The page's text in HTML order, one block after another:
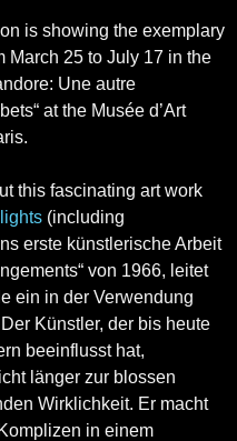
is showing the exemplary
March 25 to July 17 in the
Une autre
at the Musée d’Art
this fascinating art work
(including
erste künstlerische Arbeit
von 1966, leitet
ein in der Verwendung
Künstler, der bis heute
beeinflusst hat,
länger zur blossen
Wirklichkeit. Er macht
in einem